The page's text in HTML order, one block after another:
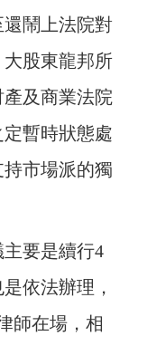
鬧上法院對
股東龍邦所
及商業法院
暫時狀態處
市場派的獨
要是續行4
依法辦理，
師在場，相